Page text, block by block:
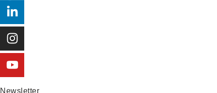
Newsletter